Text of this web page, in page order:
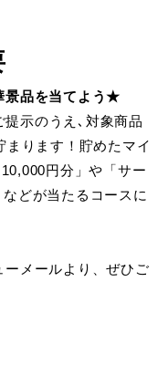
景品を当てよう★
示のうえ､対象商品
まります！貯めたマイ
円分」や「サー
どが当たるコースに
メールより、ぜひご